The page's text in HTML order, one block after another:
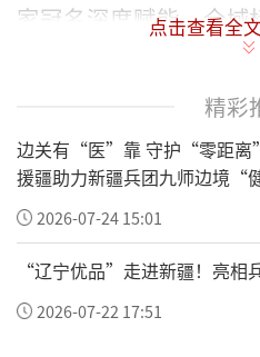
家冠名深度赋能、全域
全国爱心公益联盟共
打破传统公益项目零散
统化布局重塑国内防
覆盖全国城乡、线上线
护生态，为亿万老人
障。
导读:
作为国家级“一老一
点击查看全
精彩
边关有“医”靠 守护“零距离” ——辽宁
援疆助力新疆兵团九师边境“
站”建设纪实
2026-07-24 15:01
“辽宁优品”走进新疆！亮相
2026-07-22 17:51